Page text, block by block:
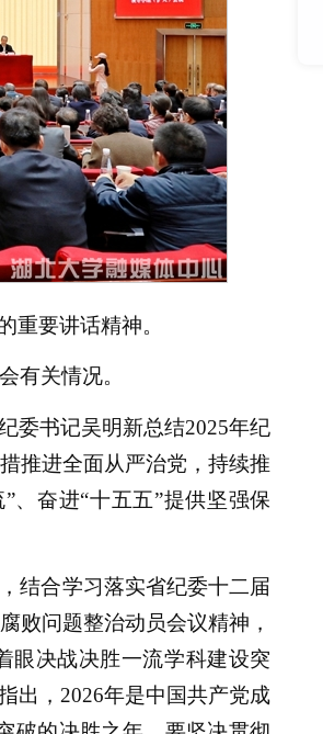
重要讲话精神。
有关情况。
委书记吴明新总结2025年纪
推进全面从严治党，持续推
、奋进“十五五”提供坚强保
结合学习落实省纪委十二届
败问题整治动员会议精神，
眼决战决胜一流学科建设突
出，2026年是中国共产党成